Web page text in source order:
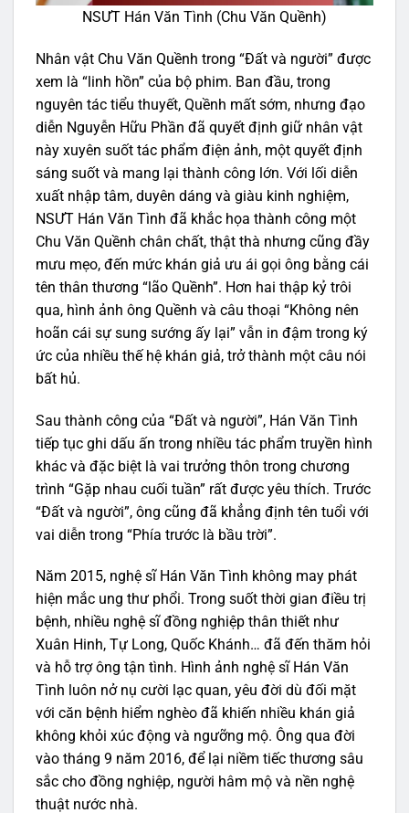
NSƯT Hán Văn Tình (Chu Văn Quềnh)
Nhân vật Chu Văn Quềnh trong “Đất và người” được
xem là “linh hồn” của bộ phim. Ban đầu, trong
nguyên tác tiểu thuyết, Quềnh mất sớm, nhưng đạo
diễn Nguyễn Hữu Phần đã quyết định giữ nhân vật
này xuyên suốt tác phẩm điện ảnh, một quyết định
sáng suốt và mang lại thành công lớn. Với lối diễn
xuất nhập tâm, duyên dáng và giàu kinh nghiệm,
NSƯT Hán Văn Tình đã khắc họa thành công một
Chu Văn Quềnh chân chất, thật thà nhưng cũng đầy
mưu mẹo, đến mức khán giả ưu ái gọi ông bằng cái
tên thân thương “lão Quềnh”. Hơn hai thập kỷ trôi
qua, hình ảnh ông Quềnh và câu thoại “Không nên
hoãn cái sự sung sướng ấy lại” vẫn in đậm trong ký
ức của nhiều thế hệ khán giả, trở thành một câu nói
bất hủ.
Sau thành công của “Đất và người”, Hán Văn Tình
tiếp tục ghi dấu ấn trong nhiều tác phẩm truyền hình
khác và đặc biệt là vai trưởng thôn trong chương
trình “Gặp nhau cuối tuần” rất được yêu thích. Trước
“Đất và người”, ông cũng đã khẳng định tên tuổi với
vai diễn trong “Phía trước là bầu trời”.
Năm 2015, nghệ sĩ Hán Văn Tình không may phát
hiện mắc ung thư phổi. Trong suốt thời gian điều trị
bệnh, nhiều nghệ sĩ đồng nghiệp thân thiết như
Xuân Hinh, Tự Long, Quốc Khánh… đã đến thăm hỏi
và hỗ trợ ông tận tình. Hình ảnh nghệ sĩ Hán Văn
Tình luôn nở nụ cười lạc quan, yêu đời dù đối mặt
với căn bệnh hiểm nghèo đã khiến nhiều khán giả
không khỏi xúc động và ngưỡng mộ. Ông qua đời
vào tháng 9 năm 2016, để lại niềm tiếc thương sâu
sắc cho đồng nghiệp, người hâm mộ và nền nghệ
thuật nước nhà.